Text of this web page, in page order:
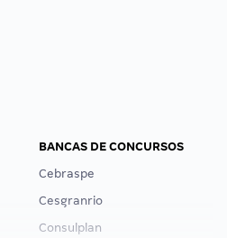
BANCAS DE CONCURSOS
Cebraspe
Cesgranrio
Consulplan